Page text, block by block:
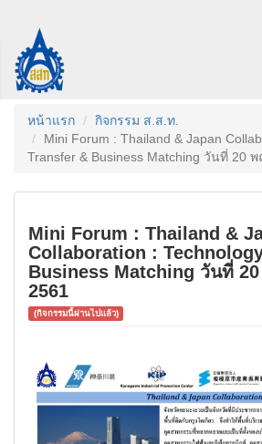
หน้าแรก
กิจกรรม ส.ส.ท.
Mini Forum : Thailand & Japan
Transfer & Business Matching วันที่ 20
Mini Forum : Thailand &
Collaboration :
Business Matching วันที่
2561
(กิจกรรมนี้ผ่านไปแล้ว)